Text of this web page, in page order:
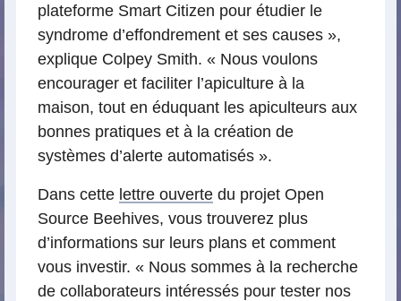
plateforme Smart Citizen pour étudier le
syndrome d’effondrement et ses causes »,
explique Colpey Smith. « Nous voulons
encourager et faciliter l’apiculture à la
maison, tout en éduquant les apiculteurs aux
bonnes pratiques et à la création de
systèmes d’alerte automatisés ».
Dans cette lettre ouverte du projet Open
Source Beehives, vous trouverez plus
d’informations sur leurs plans et comment
vous investir. « Nous sommes à la recherche
de collaborateurs intéressés pour tester nos